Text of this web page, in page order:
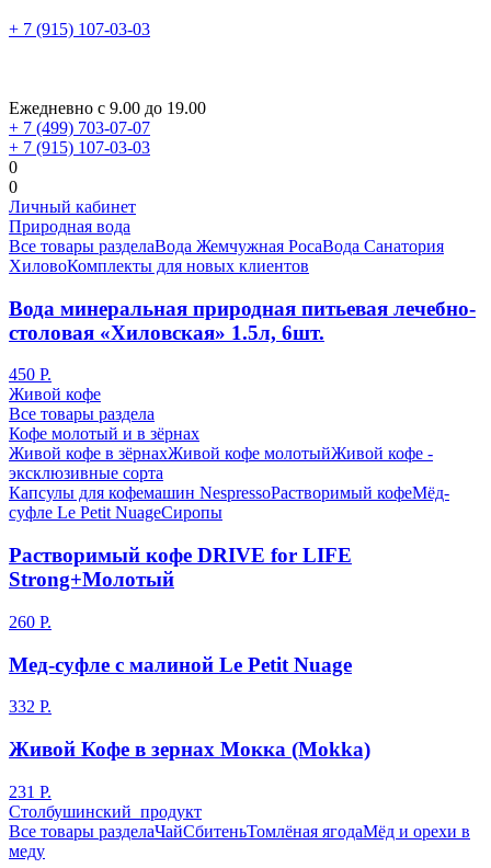
+ 7 (915) 107-03-03
Ежедневно с 9.00 до 19.00
+ 7 (499) 703-07-07
+ 7 (915) 107-03-03
0
0
Личный кабинет
Природная вода
Все товары разделаВода Жемчужная РосаВода Санатория
ХиловоКомплекты для новых клиентов
Вода минеральная природная питьевая лечебно-
столовая «Хиловская» 1.5л, 6шт.
450 Р.
Живой кофе
Все товары раздела
Кофе молотый и в зёрнах
Живой кофе в зёрнахЖивой кофе молотыйЖивой кофе -
эксклюзивные сорта
Капсулы для кофемашин NespressoРастворимый кофеМёд-
суфле Le Petit NuageСиропы
Растворимый кофе DRIVE for LIFE
Strong+Молотый
260 Р.
Мед-суфле с малиной Le Petit Nuage
332 Р.
Живой Кофе в зернах Мокка (Mokka)
231 Р.
Столбушинский продукт
Все товары разделаЧайСбитеньТомлёная ягодаМёд и орехи в
меду